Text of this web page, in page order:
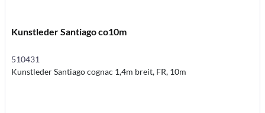
Kunstleder Santiago co10m
510431
Kunstleder Santiago cognac 1,4m breit, FR, 10m